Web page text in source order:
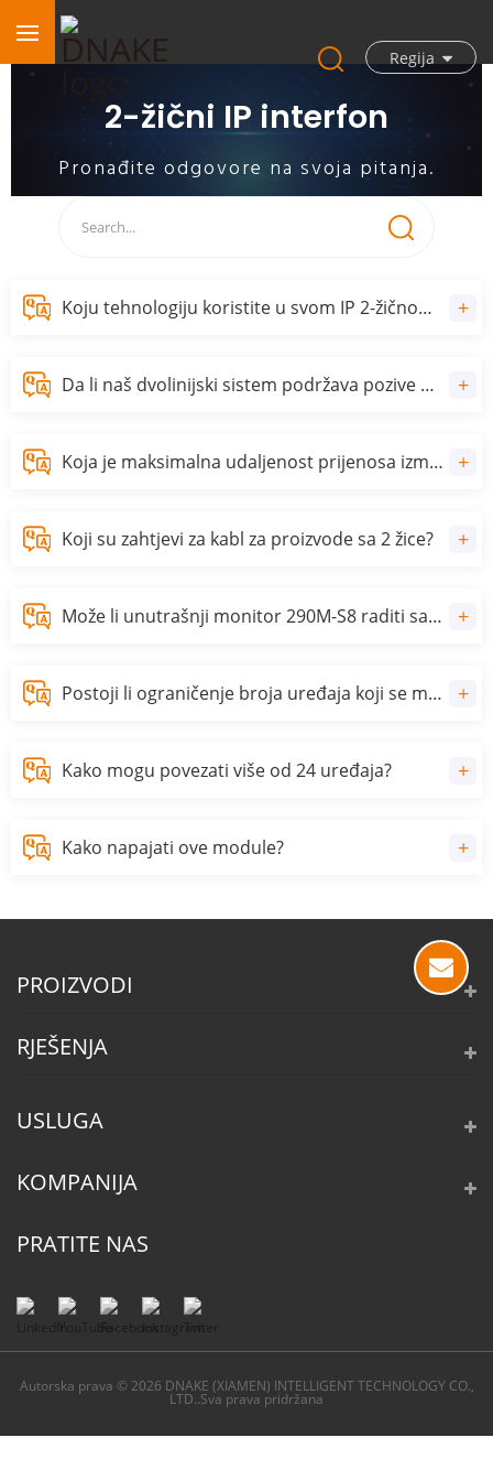
Regija
2-žični IP interfon
Pronađite odgovore na svoja pitanja.
Koju tehnologiju koristite u svom IP 2-žičnom sistemu?
Da li naš dvolinijski sistem podržava pozive putem mobilne aplikacije?
Koja je maksimalna udaljenost prijenosa između unutrašnje jedinice i dvožičnog sistemskog izolatora?
Koji su zahtjevi za kabl za proizvode sa 2 žice?
Može li unutrašnji monitor 290M-S8 raditi sa internim stanicama drugih marki?
Postoji li ograničenje broja uređaja koji se mogu povezati s ovim modulima?
Kako mogu povezati više od 24 uređaja?
Kako napajati ove module?
PROIZVODI
RJEŠENJA
USLUGA
KOMPANIJA
PRATITE NAS
Autorska prava © 2026 DNAKE (XIAMEN) INTELLIGENT TECHNOLOGY CO.,
LTD..Sva prava pridržana